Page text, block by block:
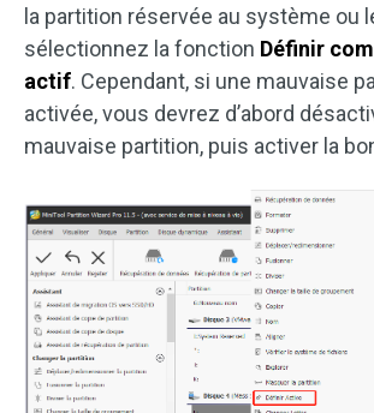
la partition réservée au système ou
sélectionnez la fonction Définir
actif. Cependant, si une mauvaise
activée, vous devrez d’abord
mauvaise partition, puis activer la